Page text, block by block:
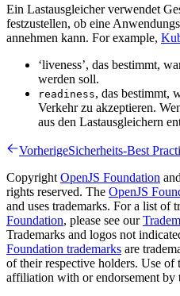
Ein Lastausgleicher verwendet
festzustellen, ob eine
annehmen kann. For example,
‘liveness’, das bestimmt,
werden soll.
readiness, das bestimmt,
Verkehr zu akzeptieren.
aus den Lastausgleichern
VorherigeSicherheits-Best
Copyright OpenJS Foundation
rights reserved. The OpenJS
and uses trademarks. For a list of
Foundation, please see our
Trademarks and logos not
Foundation trademarks are
of their respective holders. Use of
affiliation with or endorsement by